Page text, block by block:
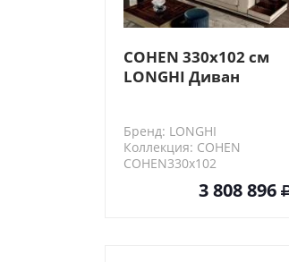
COHEN 330х102 см
LONGHI Диван
Бренд: LONGHI
Коллекция: COHEN
COHEN330х102
3 808 896